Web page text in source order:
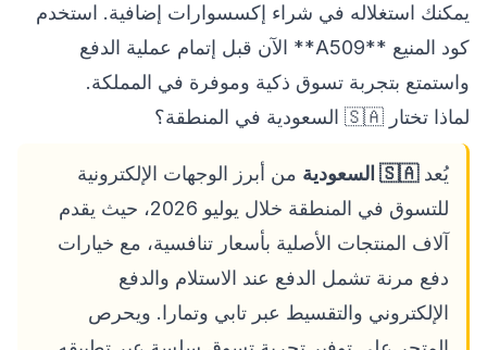
يمكنك استغلاله في شراء إكسسوارات إضافية. استخدم
كود المنيع **A509** الآن قبل إتمام عملية الدفع
واستمتع بتجربة تسوق ذكية وموفرة في المملكة.
لماذا تختار 🇸🇦 السعودية في المنطقة؟
يُعد🇸🇦 السعودية
من أبرز الوجهات الإلكترونية
للتسوق في المنطقة خلال يوليو 2026، حيث يقدم
آلاف المنتجات الأصلية بأسعار تنافسية، مع خيارات
دفع مرنة تشمل الدفع عند الاستلام والدفع
الإلكتروني والتقسيط عبر تابي وتمارا. ويحرص